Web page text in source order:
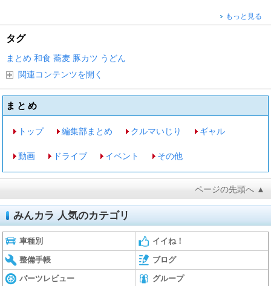
もっと見る
タグ
まとめ 和食 蕎麦 豚カツ うどん
関連コンテンツを開く
まとめ
トップ 編集部まとめ クルマいじり ギャル
動画 ドライブ イベント その他
ページの先頭へ ▲
みんカラ 人気のカテゴリ
車種別 イイね！
整備手帳 ブログ
パーツレビュー グループ